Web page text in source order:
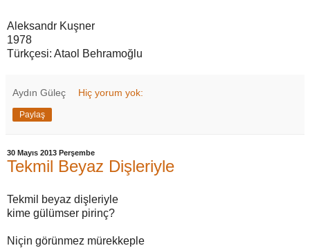
Aleksandr Kuşner
1978
Türkçesi: Ataol Behramoğlu
Aydın Güleç Hiç yorum yok:
Paylaş
30 Mayıs 2013 Perşembe
Tekmil Beyaz Dişleriyle
Tekmil beyaz dişleriyle
kime gülümser pirinç?
Niçin görünmez mürekkeple